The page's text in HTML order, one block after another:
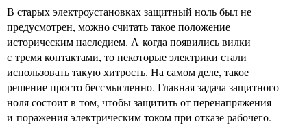
В старых электроустановках защитный ноль был не
предусмотрен, можно считать такое положение
историческим наследием. А когда появились вилки
с тремя контактами, то некоторые электрики стали
использовать такую хитрость. На самом деле, такое
решение просто бессмысленно. Главная задача защитного
ноля состоит в том, чтобы защитить от перенапряжения
и поражения электрическим током при отказе рабочего.